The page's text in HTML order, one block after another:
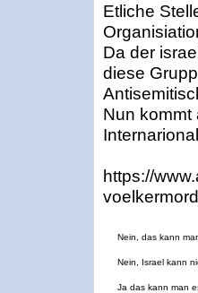
Etliche
Da der
diese
Nun
https://
Nein, das kann
Nein, Israel kann
Ja das kann man